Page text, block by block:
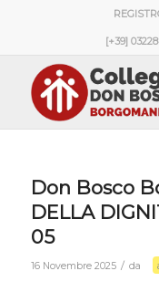
[+39]
Don Bosco
DELLA
05
16 Novembre 2025 / da